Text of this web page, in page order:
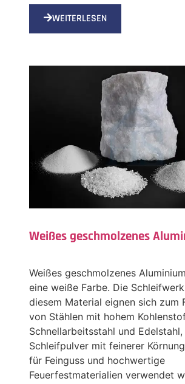
WEITERLESEN
Weißes geschmolzenes
Weißes geschmolzenes
eine weiße Farbe. Die
diesem Material eignen sich zum
von Stählen mit hohem
Schnellarbeitsstahl und Edelstahl,
Schleifpulver mit feinerer
für Feinguss und hochwertige
Feuerfestmaterialien verwendet